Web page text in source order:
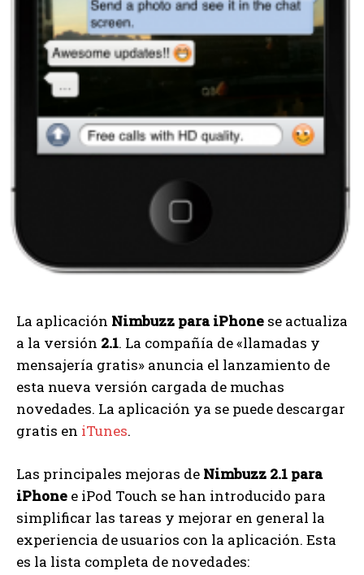
La aplicación Nimbuzz para iPhone se actualiza
a la versión 2.1. La compañía de «llamadas y
mensajería gratis» anuncia el lanzamiento de
esta nueva versión cargada de muchas
novedades. La aplicación ya se puede descargar
gratis en iTunes.
Las principales mejoras de Nimbuzz 2.1 para
iPhone e iPod Touch se han introducido para
simplificar las tareas y mejorar en general la
experiencia de usuarios con la aplicación. Esta
es la lista completa de novedades: